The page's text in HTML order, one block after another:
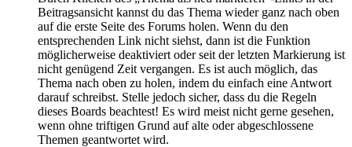
Beitragsansicht kannst du das Thema wieder ganz nach oben
auf die erste Seite des Forums holen. Wenn du den
entsprechenden Link nicht siehst, dann ist die Funktion
möglicherweise deaktiviert oder seit der letzten Markierung ist
nicht genügend Zeit vergangen. Es ist auch möglich, das
Thema nach oben zu holen, indem du einfach eine Antwort
darauf schreibst. Stelle jedoch sicher, dass du die Regeln
dieses Boards beachtest! Es wird meist nicht gerne gesehen,
wenn ohne triftigen Grund auf alte oder abgeschlossene
Themen geantwortet wird.